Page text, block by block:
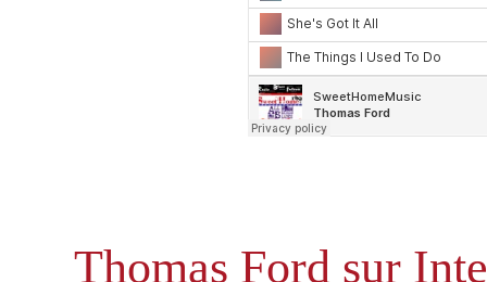
Thomas Ford sur